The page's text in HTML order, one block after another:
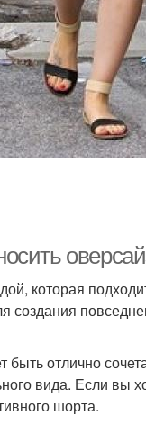
которая
создания
отлично
вида. Если вы
шорта.